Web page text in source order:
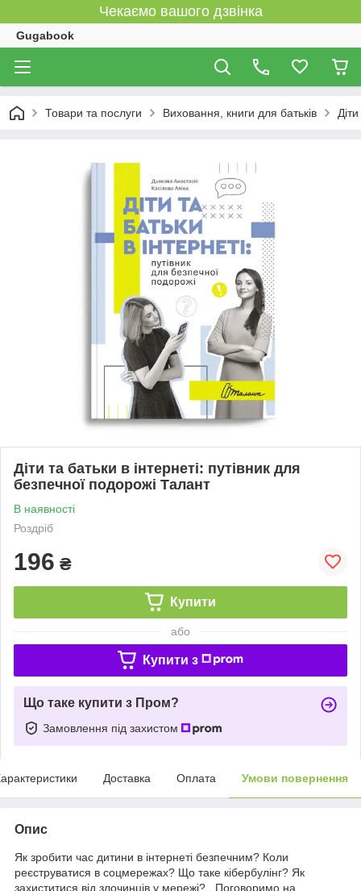
Чекаємо вашого дзвінка
Gugabook
Товари та послуги Виховання, книги для батьків
Діти та батьки в інтернеті: путівник для
безпечної подорожі Талант
В наявності
Роздріб
196 ₴
Купити
або
Купити з
Що таке купити з Пром?
Замовлення під захистом
Доставка Оплата Умови повернення
Опис
Як зробити час дитини в інтернеті безпечним? Коли
реєструватися в соцмережах? Що таке кібербулінг? Як
захиститися від злочинців у мережі?.. Поговоримо на